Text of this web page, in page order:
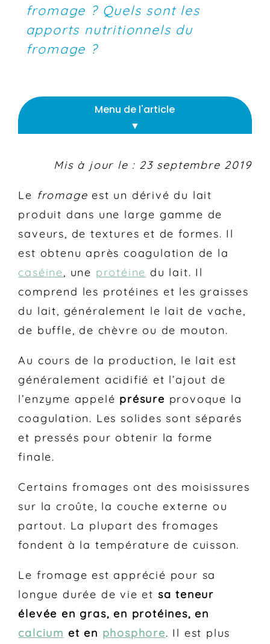
fromage ? Quels sont les
apports nutritionnels du
fromage ?
Menu de l'article
Mis à jour le : 23 septembre 2019
Le fromage est un dérivé du lait
produit dans une large gamme de
saveurs, de textures et de formes. Il
est obtenu après coagulation de la
caséine , une protéine du lait. Il
comprend les protéines et les graisses
du lait, généralement le lait de vache,
de buffle, de chèvre ou de mouton.
Au cours de la production, le lait est
généralement acidifié et l’ajout de
l’enzyme appelé présure provoque la
coagulation. Les solides sont séparés
et pressés pour obtenir la forme
finale.
Certains fromages ont des moisissures
sur la croûte, la couche externe ou
partout. La plupart des fromages
fondent à la température de cuisson.
Le fromage est apprécié pour sa
longue durée de vie et sa teneur
élevée en gras, en protéines, en
calcium et en phosphore. Il est plus